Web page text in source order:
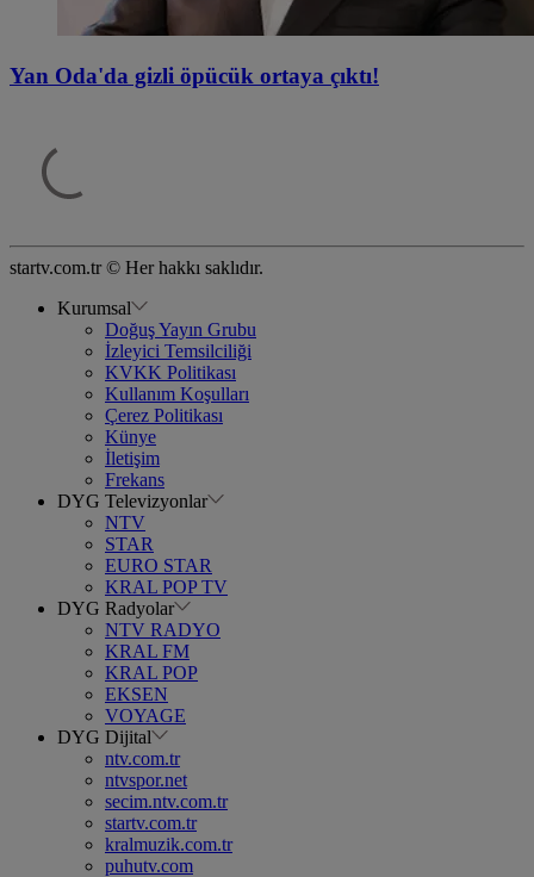
Yan Oda'da gizli öpücük ortaya çıktı!
startv.com.tr © Her hakkı saklıdır.
Kurumsal
Doğuş Yayın Grubu
İzleyici Temsilciliği
KVKK Politikası
Kullanım Koşulları
Çerez Politikası
Künye
İletişim
Frekans
DYG Televizyonlar
NTV
STAR
EURO STAR
KRAL POP TV
DYG Radyolar
NTV RADYO
KRAL FM
KRAL POP
EKSEN
VOYAGE
DYG Dijital
ntv.com.tr
ntvspor.net
secim.ntv.com.tr
startv.com.tr
kralmuzik.com.tr
puhutv.com